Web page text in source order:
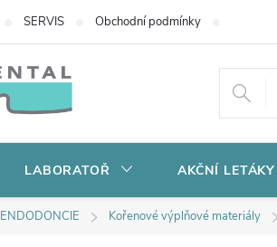
SERVIS Obchodní podmínky
LABORATOŘ AKČNÍ LETÁKY
ENDODONCIE Kořenové výplňové materiály